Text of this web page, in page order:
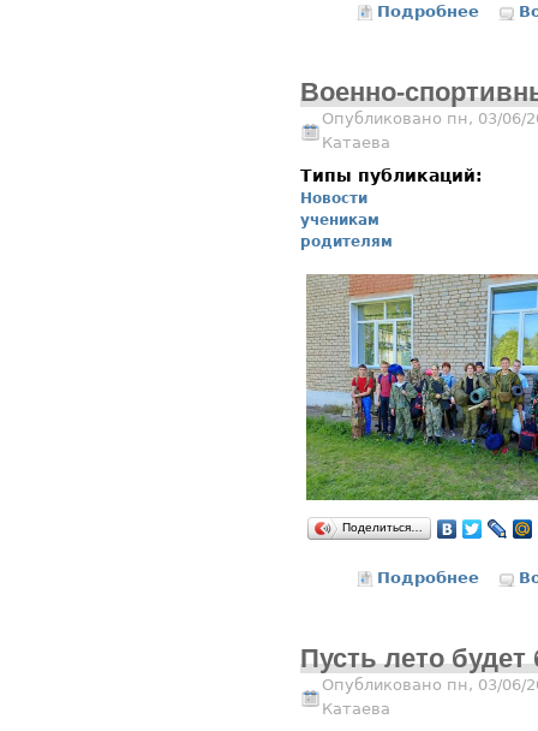
Подробнее о
Военно-
Опубликовано пн, 03/06/
Катаева
Типы публикаций:
Новости
ученикам
родителям
Поделиться…
Подробнее о
Пусть лето
Опубликовано пн, 03/06/
Катаева